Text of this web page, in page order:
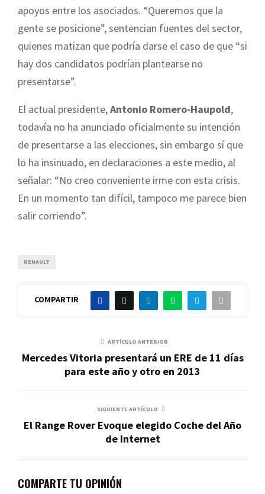
apoyos entre los asociados. “Queremos que la
gente se posicione”, sentencian fuentes del sector,
quienes matizan que podría darse el caso de que “si
hay dos candidatos podrían plantearse no
presentarse”.
El actual presidente,Antonio Romero-Haupold,
todavía no ha anunciado oficialmente su intención
de presentarse a las elecciones, sin embargo sí que
lo ha insinuado, en declaraciones a este medio, al
señalar: “No creo conveniente irme con esta crisis.
En un momento tan difícil, tampoco me parece bien
salir corriendo”.
RENAULT
COMPARTIR
ARTÍCULO ANTERIOR
Mercedes Vitoria presentará un ERE de 11 días
para este año y otro en 2013
SIGUIENTE ARTÍCULO
El Range Rover Evoque elegido Coche del Año
de Internet
COMPARTE TU OPINIÓN